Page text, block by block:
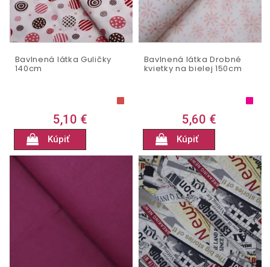
Bavlnená látka Guličky
140cm
5,10 €
Kúpiť
Bavlnená látka Drobné
kvietky na bielej 150cm
5,60 €
Kúpiť